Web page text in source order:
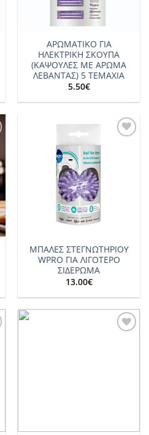
ΑΡΩΜΑΤΙΚΟ ΓΙΑ
ΗΛΕΚΤΡΙΚΗ ΣΚΟΥΠΑ
(ΚΑΨΟΥΛΕΣ ΜΕ ΑΡΩΜΑ
ΛΕΒΑΝΤΑΣ) 5 TEMAXIA
5.50€
ΜΠΑΛΕΣ ΣΤΕΓΝΩΤΗΡΙΟΥ
WPRO ΓΙΑ ΛΙΓΟΤΕΡΟ
ΣΙΔΕΡΩΜΑ
13.00€